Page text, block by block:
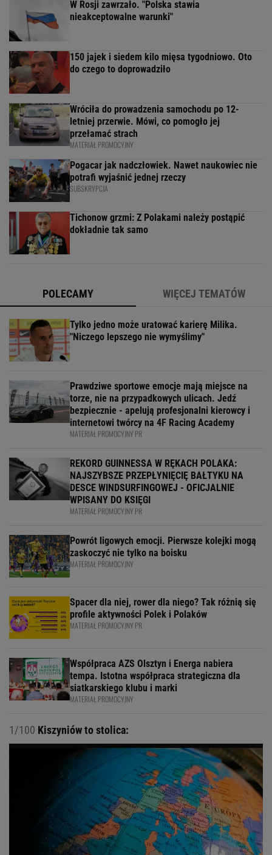
W Rosji zawrzało. "Polska stawia
nieakceptowalne warunki"
150 jajek i siedem kilo mięsa tygodniowo. Oto
do czego to doprowadziło
Wróciła do prowadzenia samochodu po 12-
letniej przerwie. Mówi, co pomogło jej
przełamać strach
MATERIAŁ PROMOCYJNY
Pogacar jak nadczłowiek. Nawet naukowiec nie
potrafi wyjaśnić jednej rzeczy
SUBSKRYPCJA
Tichonow grzmi: Z Polakami należy postąpić
dokładnie tak samo
POLECAMY WIĘCEJ TEMATÓW
Tylko jedno może uratować karierę Milika.
"Niczego lepszego nie wymyślimy"
Prawdziwe sportowe emocje mają miejsce na
torze, nie na przypadkowych ulicach. Jedź
bezpiecznie - apelują profesjonalni kierowcy i
internetowi twórcy na 4F Racing Academy
MATERIAŁ PROMOCYJNY PR
REKORD GUINNESSA W RĘKACH POLAKA:
NAJSZYBSZE PRZEPŁYNIĘCIĘ BAŁTYKU NA
DESCE WINDSURFINGOWEJ - OFICJALNIE
WPISANY DO KSIĘGI
MATERIAŁ PROMOCYJNY PR
Powrót ligowych emocji. Pierwsze kolejki mogą
zaskoczyć nie tylko na boisku
MATERIAŁ PROMOCYJNY
Spacer dla niej, rower dla niego? Tak różnią się
profile aktywności Polek i Polaków
MATERIAŁ PROMOCYJNY PR
Współpraca AZS Olsztyn i Energa nabiera
tempa. Istotna współpraca strategiczna dla
siatkarskiego klubu i marki
MATERIAŁ PROMOCYJNY
1/100 Kiszyniów to stolica: